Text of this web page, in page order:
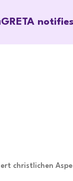
notifies
christlichen